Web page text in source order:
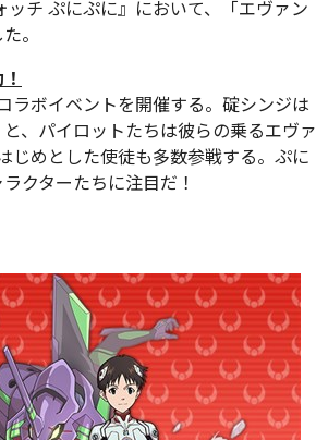
チ ぷにぷに』において、「エヴァン
。
ラボイベントを開催する。碇シンジは
、パイロットたちは彼らの乗るエヴァ
じめとした使徒も多数参戦する。ぷに
クターたちに注目だ！